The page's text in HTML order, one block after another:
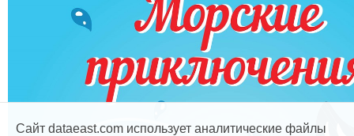
Сайт dataeast.com использует аналитические файлы